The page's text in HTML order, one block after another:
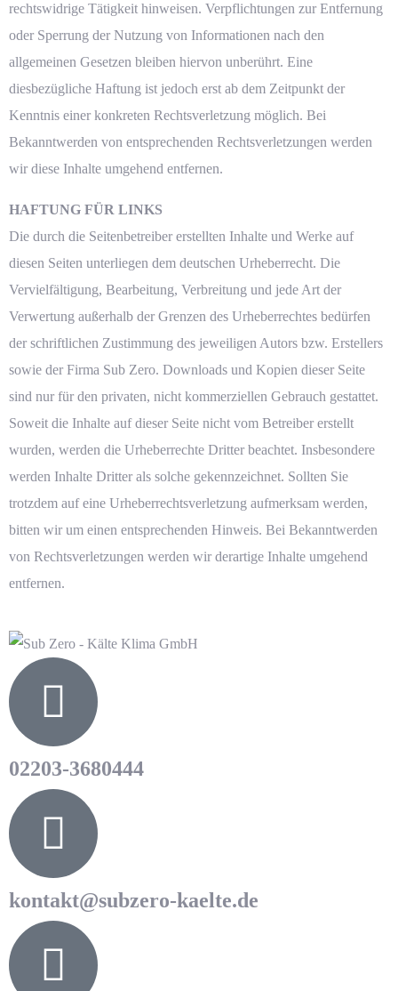
rechtswidrige Tätigkeit hinweisen. Verpflichtungen zur Entfernung
oder Sperrung der Nutzung von Informationen nach den
allgemeinen Gesetzen bleiben hiervon unberührt. Eine
diesbezügliche Haftung ist jedoch erst ab dem Zeitpunkt der
Kenntnis einer konkreten Rechtsverletzung möglich. Bei
Bekanntwerden von entsprechenden Rechtsverletzungen werden
wir diese Inhalte umgehend entfernen.
HAFTUNG FÜR LINKS
Die durch die Seitenbetreiber erstellten Inhalte und Werke auf
diesen Seiten unterliegen dem deutschen Urheberrecht. Die
Vervielfältigung, Bearbeitung, Verbreitung und jede Art der
Verwertung außerhalb der Grenzen des Urheberrechtes bedürfen
der schriftlichen Zustimmung des jeweiligen Autors bzw. Erstellers
sowie der Firma Sub Zero. Downloads und Kopien dieser Seite
sind nur für den privaten, nicht kommerziellen Gebrauch gestattet.
Soweit die Inhalte auf dieser Seite nicht vom Betreiber erstellt
wurden, werden die Urheberrechte Dritter beachtet. Insbesondere
werden Inhalte Dritter als solche gekennzeichnet. Sollten Sie
trotzdem auf eine Urheberrechtsverletzung aufmerksam werden,
bitten wir um einen entsprechenden Hinweis. Bei Bekanntwerden
von Rechtsverletzungen werden wir derartige Inhalte umgehend
entfernen.
02203-3680444
kontakt@subzero-kaelte.de
Ihre Angebotsanfrage in nur 3 Minuten
Ihre Angebotsanfrage in nur 3 Minuten